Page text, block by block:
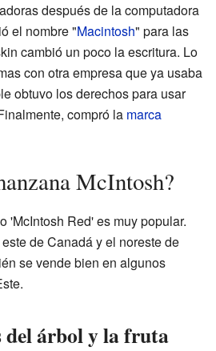
después de la computadora
el nombre "Macintosh" para las
cambió un poco la escritura. Lo
con otra empresa que ya usaba
obtuvo los derechos para usar
compró la marca
McIntosh?
'McIntosh Red' es muy popular.
de Canadá y el noreste de
se vende bien en algunos
del árbol y la fruta